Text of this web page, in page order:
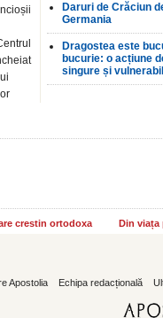
Daruri de Crăciun
Germania
Dragostea este
bucurie: o acțiune
singure și
crestin ortodoxa Din viața
Apostolia Echipa redacțională